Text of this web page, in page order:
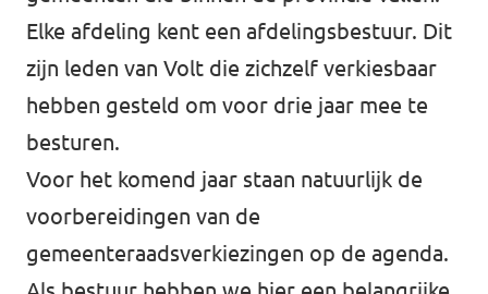
Doe mee!
Elke afdeling kent een afdelingsbestuur. Dit
zijn leden van Volt die zichzelf verkiesbaar
hebben gesteld om voor drie jaar mee te
besturen.
Voor het komend jaar staan natuurlijk de
voorbereidingen van de
gemeenteraadsverkiezingen op de agenda.